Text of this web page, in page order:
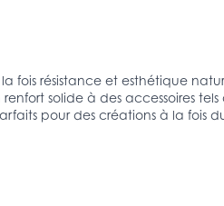
résistance et esthétique
solide à des accessoires
pour des créations à la fois